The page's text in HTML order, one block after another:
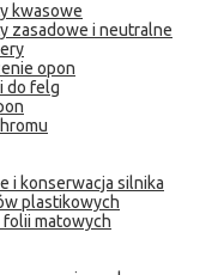
kwasowe
zasadowe i neutralne
opon
do felg
i konserwacja silnika
plastikowych
folii matowych